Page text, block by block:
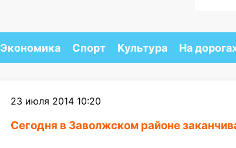
Экономика Спорт Культура На
23 июля 2014 10:20
Сегодня в Заволжском районе